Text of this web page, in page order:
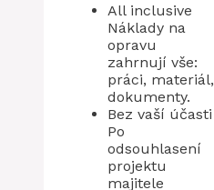
All inclusive
Náklady na
opravu
zahrnují vše:
práci, materiál,
dokumenty.
Bez vaší účasti
Po
odsouhlasení
projektu
majitele